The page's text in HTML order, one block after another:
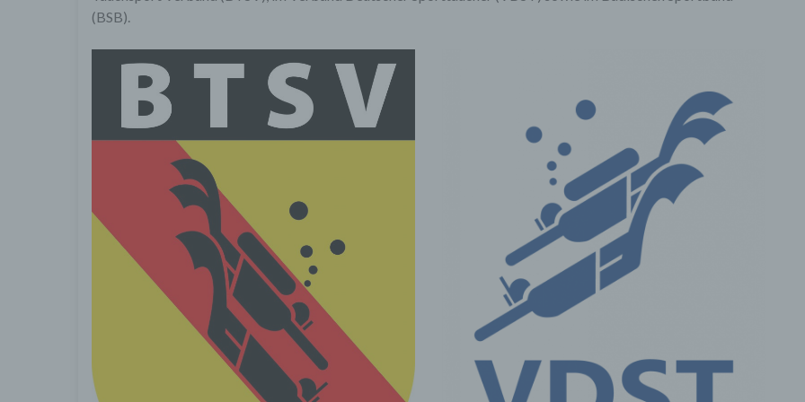
(BSB).
Fall, dass Anschlussfragen entstehen, gespeichert.
Personenbezogene Daten werden gelöscht, sofern sie ihren
Verwendungszweck erfüllt haben und der Löschung keine
Aufbewahrungspflichten entgegenstehen.
4. Erhebung von Zugriffsdaten
Wir erheben Daten über jeden Zugriff auf den Server, auf dem sich
Dienst befindet (so genannte Serverlogfiles). Zu den Zugriffsdaten
Name der abgerufenen Webseite, Datei, Datum und Uhrzeit des
übertragene Datenmenge, Meldung über erfolgreichen Abruf,
nebst Version, das Betriebssystem des Nutzers, Referrer URL (die
besuchte Seite), IP-Adresse und der anfragende Provider.
Wir verwenden die Protokolldaten ohne Zuordnung zur Person des
Nutzers oder sonstiger Profilerstellung entsprechend den gesetzlichen
Bestimmungen nur für statistische Auswertungen zum Zweck des
der Sicherheit und der Optimierung unseres Onlineangebotes. Wir
behalten uns jedoch vor, die Protokolldaten nachträglich zu
wenn aufgrund konkreter Anhaltspunkte der berechtigte Verdacht einer
rechtswidrigen Nutzung besteht.
5. Cookies & Reichweitenmessung
Cookies sind Informationen, die von unserem Webserver oder